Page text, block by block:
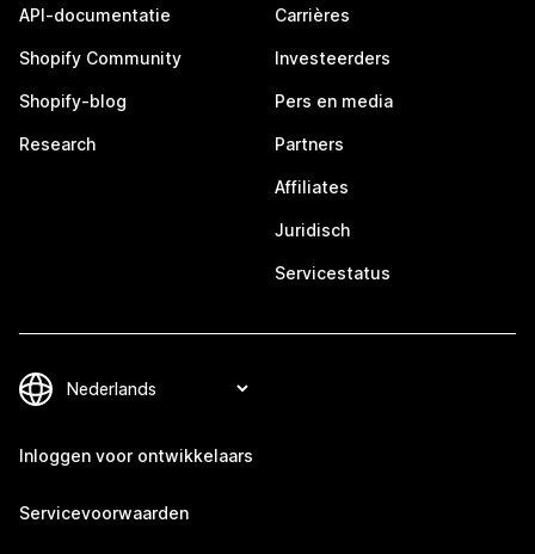
API-documentatie
Shopify Community
Shopify-blog
Research
Carrières
Investeerders
Pers en media
Partners
Affiliates
Juridisch
Servicestatus
Inloggen voor ontwikkelaars
Servicevoorwaarden